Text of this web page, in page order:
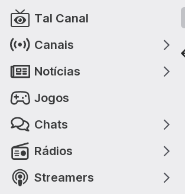
Tal Canal
Canais
Notícias
Jogos
Chats
Rádios
Streamers